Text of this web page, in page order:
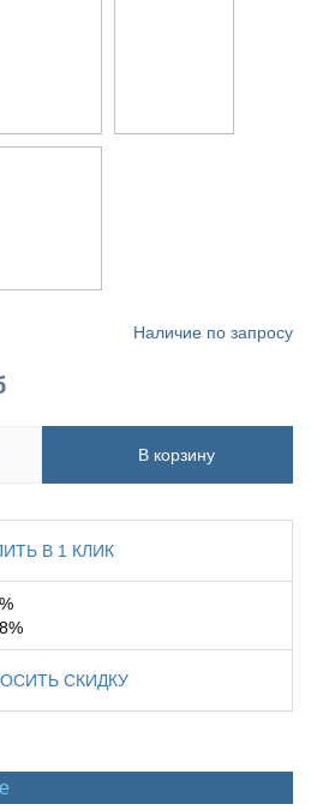
Наличие по запросу
В корзину
В 1 КЛИК
СКИДКУ